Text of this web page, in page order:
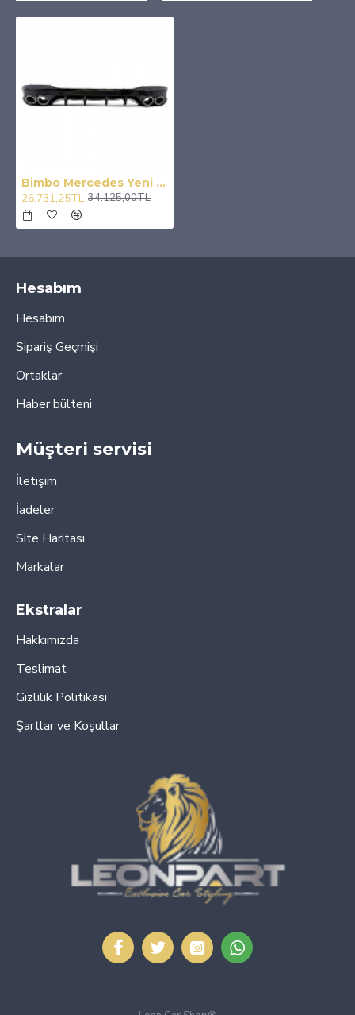
Bimbo Mercedes Yeni Cla W118 C118 CLA45 Amg Difüzör + Egzoz Uçları
26.731,25TL 34.125,00TL
Hesabım
Hesabım
Sipariş Geçmişi
Ortaklar
Haber bülteni
Müşteri servisi
İletişim
İadeler
Site Haritası
Markalar
Ekstralar
Hakkımızda
Teslimat
Gizlilik Politikası
Şartlar ve Koşullar